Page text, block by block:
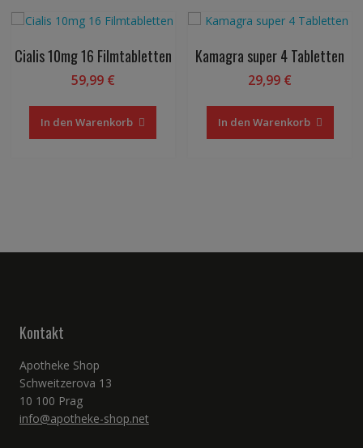
Cialis 10mg 16 Filmtabletten
59,99 €
In den Warenkorb
Kamagra super 4 Tabletten
29,99 €
In den Warenkorb
Kontakt
Apotheke Shop
Schweitzerova 13
10 100 Prag
info@apotheke-shop.net